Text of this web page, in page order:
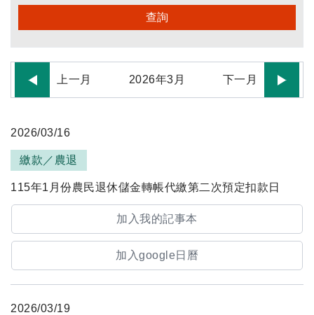
查詢
上一月 2026年3 月 下一月
2026/03/16
繳款／農退
115年1月份農民退休儲金轉帳代繳第二次預定扣款日
加入我的記事本
加入google日曆
2026/03/19